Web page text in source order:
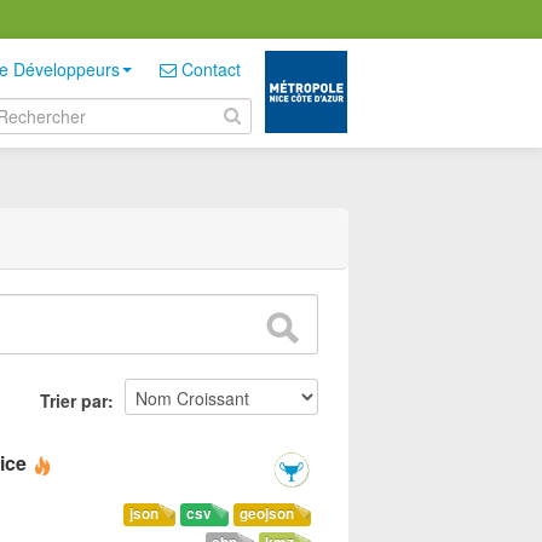
Développeurs Contact
Trier par
geojson
csv
json